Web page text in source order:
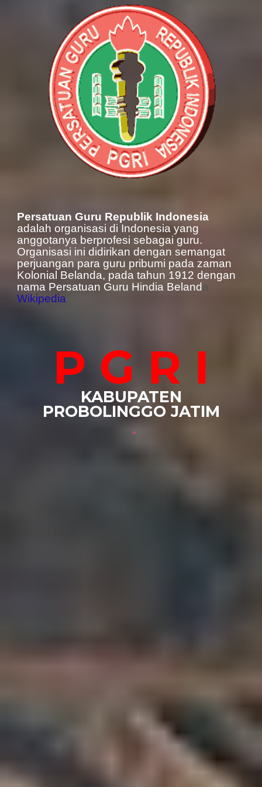
Persatuan Guru Republik Indonesia
adalah organisasi di Indonesia yang
anggotanya berprofesi sebagai guru.
Organisasi ini didirikan dengan semangat
perjuangan para guru pribumi pada zaman
Kolonial Belanda, pada tahun 1912 dengan
nama Persatuan Guru Hindia Belanda.
Wikipedia
P G R I
KABUPATEN
PROBOLINGGO JATIM